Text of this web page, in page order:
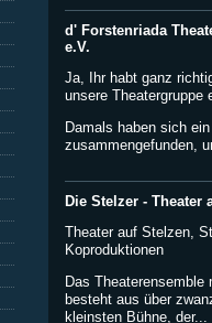
d' Forstenriada
e.V.
Ja, Ihr habt ganz
unsere Theatergruppe
Damals haben sich
zusammengefunden,
Die Stelzer - Theater
Theater auf Stelzen,
Koproduktionen
Das
besteht aus über
kleinsten Bühne, der...